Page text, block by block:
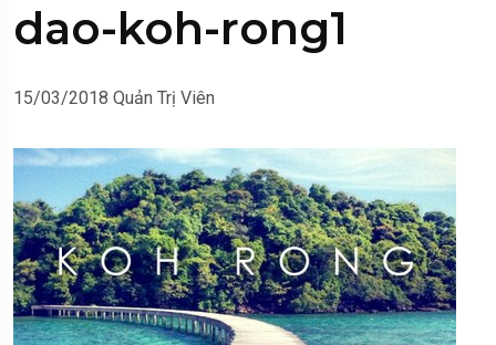
dao-koh-rong1
15/03/2018 Quản Trị Viên